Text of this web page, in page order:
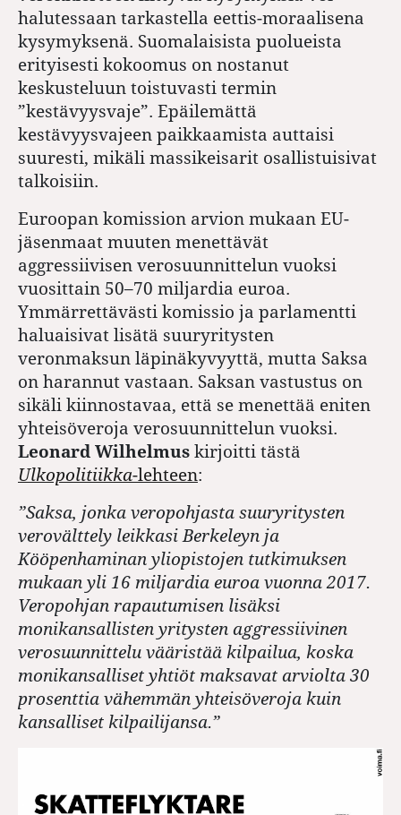
halutessaan tarkastella eettis-moraalisena
kysymyksenä. Suomalaisista puolueista
erityisesti kokoomus on nostanut
keskusteluun toistuvasti termin
”kestävyysvaje”. Epäilemättä
kestävyysvajeen paikkaamista auttaisi
suuresti, mikäli massikeisarit osallistuisivat
talkoisiin.
Euroopan komission arvion mukaan EU-
jäsenmaat muuten menettävät
aggressiivisen verosuunnittelun vuoksi
vuosittain 50–70 miljardia euroa.
Ymmärrettävästi komissio ja parlamentti
haluaisivat lisätä suuryritysten
veronmaksun läpinäkyvyyttä, mutta Saksa
on harannut vastaan. Saksan vastustus on
sikäli kiinnostavaa, että se menettää eniten
yhteisöveroja verosuunnittelun vuoksi.
Leonard Wilhelmus kirjoitti tästä
Ulkopolitiikka-lehteen:
”Saksa, jonka veropohjasta suuryritysten
verovälttely leikkasi Berkeleyn ja
Kööpenhaminan yliopistojen tutkimuksen
mukaan yli 16 miljardia euroa vuonna 2017.
Veropohjan rapautumisen lisäksi
monikansallisten yritysten aggressiivinen
verosuunnittelu vääristää kilpailua, koska
monikansalliset yhtiöt maksavat arviolta 30
prosenttia vähemmän yhteisöveroja kuin
kansalliset kilpailijansa.”